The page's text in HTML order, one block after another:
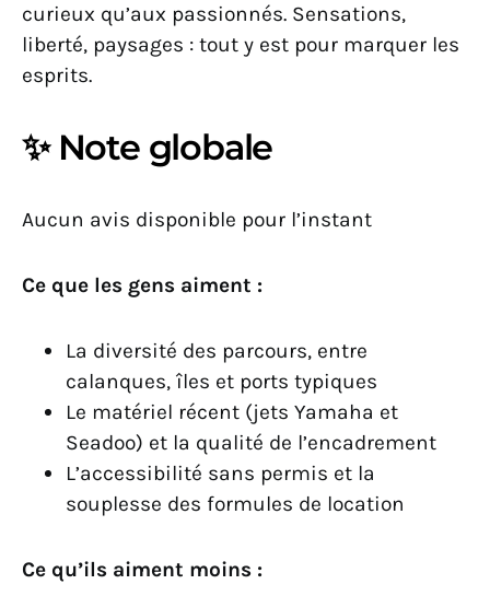
curieux qu’aux passionnés. Sensations,
liberté, paysages : tout y est pour marquer les
esprits.
✨ Note globale
Aucun avis disponible pour l’instant
Ce que les gens aiment :
La diversité des parcours, entre
calanques, îles et ports typiques
Le matériel récent (jets Yamaha et
Seadoo) et la qualité de l’encadrement
L’accessibilité sans permis et la
souplesse des formules de location
Ce qu’ils aiment moins :